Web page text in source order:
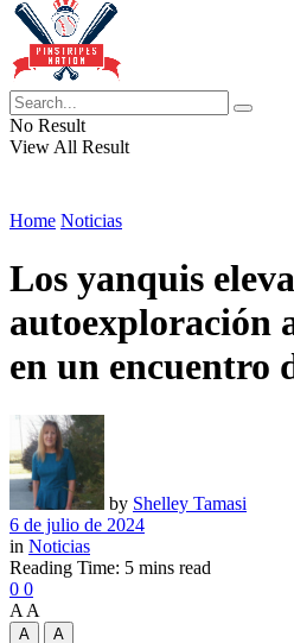
No Result
View All Result
Home Noticias
Los yanquis
autoexploración
en un encuentro
by Shelley Tamasi
6 de julio de 2024
in Noticias
Reading Time: 5 mins read
0 0
A A
A
A